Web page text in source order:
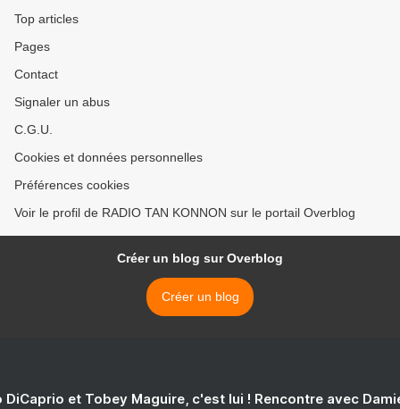
Top articles
Pages
Contact
Signaler un abus
C.G.U.
Cookies et données personnelles
Préférences cookies
Voir le profil de RADIO TAN KONNON sur le portail Overblog
Créer un blog sur Overblog
Créer un blog
DiCaprio et Tobey Maguire, c'est lui ! Rencontre avec